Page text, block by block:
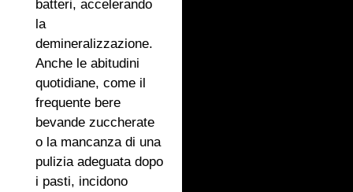
batteri, accelerando
la
demineralizzazione.
Anche le abitudini
quotidiane, come il
frequente bere
bevande zuccherate
o la mancanza di una
pulizia adeguata dopo
i pasti, incidono